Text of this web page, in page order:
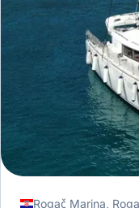
Rogač Marina,